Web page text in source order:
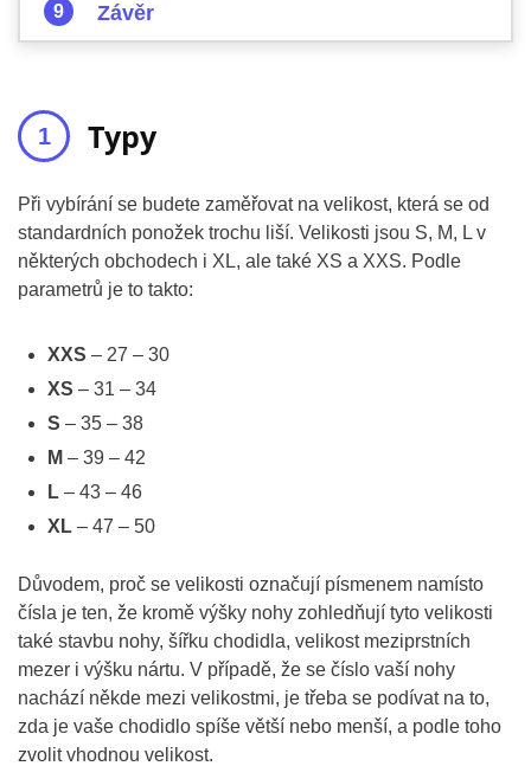
Závěr
Typy
Při vybírání se budete zaměřovat na velikost, která se od
standardních ponožek trochu liší. Velikosti jsou S, M, L v
některých obchodech i XL, ale také XS a XXS. Podle
parametrů je to takto:
XXS – 27 – 30
XS – 31 – 34
S – 35 – 38
M – 39 – 42
L – 43 – 46
XL – 47 – 50
Důvodem, proč se velikosti označují písmenem namísto
čísla je ten, že kromě výšky nohy zohledňují tyto velikosti
také stavbu nohy, šířku chodidla, velikost meziprstních
mezer i výšku nártu. V případě, že se číslo vaší nohy
nachází někde mezi velikostmi, je třeba se podívat na to,
zda je vaše chodidlo spíše větší nebo menší, a podle toho
zvolit vhodnou velikost.